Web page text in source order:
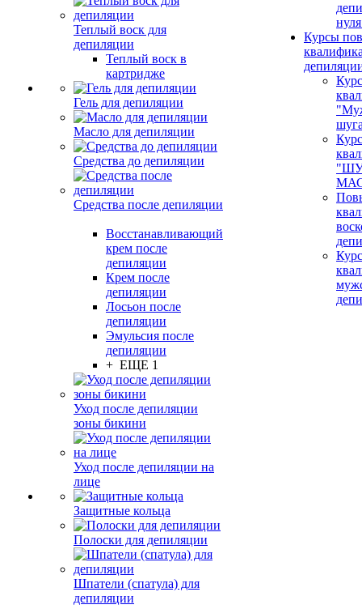
Теплый воск для
депиляции
Теплый воск в
картридже
Гель для депиляции
Масло для депиляции
Средства до депиляции
Средства после депиляции
Восстанавливающий
крем после
депиляции
Крем после
депиляции
Лосьон после
депиляции
Эмульсия после
депиляции
+ ЕЩЕ 1
Уход после депиляции
зоны бикини
Уход после депиляции на
лице
Защитные кольца
Полоски для депиляции
Шпатели (спатула) для
депиляции
Курсы